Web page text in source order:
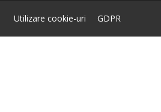
Utilizare cookie-uri GDPR